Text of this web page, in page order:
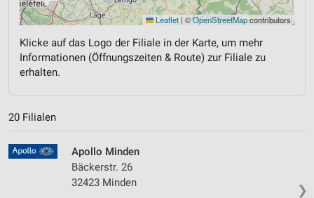
Leaflet | ©OpenStreetMapcontributors
Klicke auf das Logo der Filiale in der Karte, um mehr
Informationen (Öffnungszeiten & Route) zur Filiale zu
erhalten.
20 Filialen
❯
Apollo Minden
Bäckerstr. 26
32423 Minden